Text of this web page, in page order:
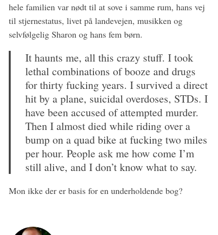
hele familien var nødt til at sove i samme rum, hans vej
til stjernestatus, livet på landevejen, musikken og
selvfølgelig Sharon og hans fem børn.
It haunts me, all this crazy stuff. I took
lethal combinations of booze and drugs
for thirty fucking years. I survived a direct
hit by a plane, suicidal overdoses, STDs. I
have been accused of attempted murder.
Then I almost died while riding over a
bump on a quad bike at fucking two miles
per hour. People ask me how come I’m
still alive, and I don’t know what to say.
Mon ikke der er basis for en underholdende bog?
r